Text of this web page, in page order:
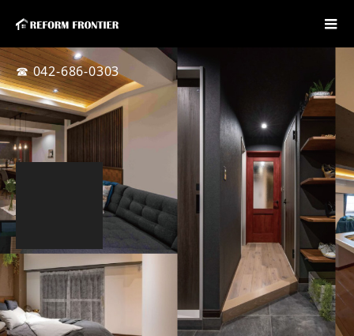
☎ 042-686-0303